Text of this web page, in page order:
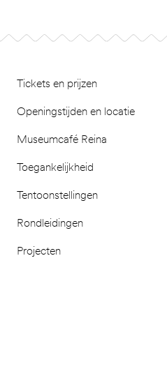
Tickets en prijzen
Openingstijden en locatie
Museumcafé Reina
Toegankelijkheid
Tentoonstellingen
Rondleidingen
Projecten